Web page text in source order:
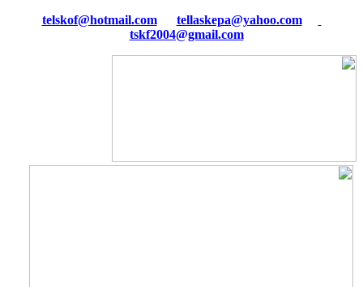
tellaskepa@yahoo.com
tskf2004@gmail.com